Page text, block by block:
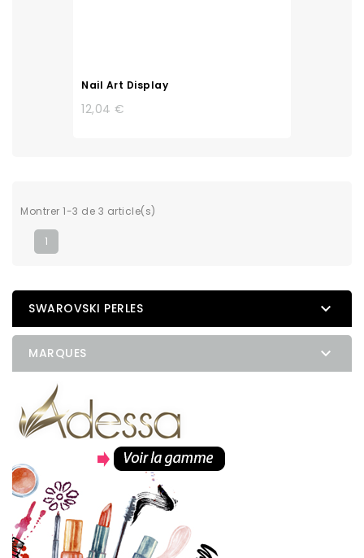
Nail Art Display
12,04 €
Montrer 1-3 de 3 article(s)
1
SWAROVSKI PERLES 
MARQUES 